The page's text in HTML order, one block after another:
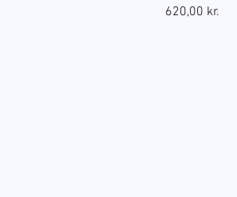
Pris
620,00 kr.